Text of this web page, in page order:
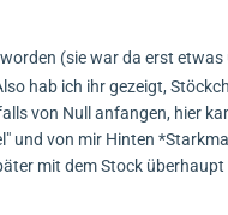
(sie war da erst etwas
hab ich ihr gezeigt,
von Null anfangen, hier
und von mir Hinten
mit dem Stock überhaupt